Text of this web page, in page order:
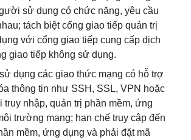
sử dụng có chức năng, yêu cầu
tách biệt cổng giao tiếp quản trị
với cổng giao tiếp cung cấp dịch
giao tiếp không sử dụng.
dụng các giao thức mạng có hỗ trợ
thông tin như SSH, SSL, VPN hoặc
nhập, quản trị phần mềm, ứng
trường mạng; hạn chế truy cập đến
mềm, ứng dụng và phải đặt mã